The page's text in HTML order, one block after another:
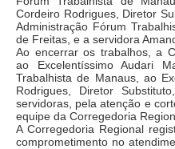
Tecnologia da
Gestão Orcamentária
Licitações, contratos
Gestão de Pessoas
Auditoria e Prestação
Cordeiro Rodrigues, Diretor
Administração Fórum
de Freitas, e a servidora
Ao encerrar os trabalhos, a
ao Excelentíssimo Audari
Trabalhista de Manaus, ao
Rodrigues, Diretor
servidoras, pela atenção e
equipe da Corregedoria
A Corregedoria Regional
comprometimento no